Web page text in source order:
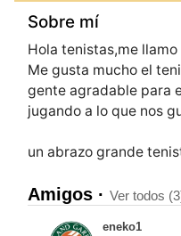
Sobre mí
Hola tenistas,me
Me gusta mucho el
gente agradable para
jugando a lo que nos
Amigos ·Ver todos
eneko1